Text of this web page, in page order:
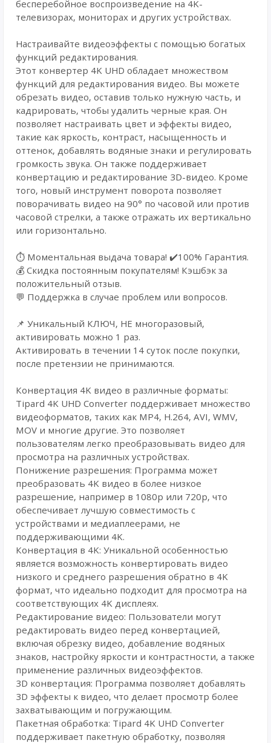
бесперебойное воспроизведение на 4K-
телевизорах, мониторах и других устройствах.
Настраивайте видеоэффекты с помощью богатых
функций редактирования.
Этот конвертер 4K UHD обладает множеством
функций для редактирования видео. Вы можете
обрезать видео, оставив только нужную часть, и
кадрировать, чтобы удалить черные края. Он
позволяет настраивать цвет и эффекты видео,
такие как яркость, контраст, насыщенность и
оттенок, добавлять водяные знаки и регулировать
громкость звука. Он также поддерживает
конвертацию и редактирование 3D-видео. Кроме
того, новый инструмент поворота позволяет
поворачивать видео на 90° по часовой или против
часовой стрелки, а также отражать их вертикально
или горизонтально.
⏱️ Моментальная выдача товара! ✔️100% Гарантия.
💰 Cкидка постоянным покупателям! Кэшбэк за
положительный отзыв.
💬 Поддержка в случае проблем или вопросов.
📌 Уникальный КЛЮЧ, НЕ многоразовый,
активировать можно 1 раз.
Активировать в течении 14 суток после покупки,
после претензии не принимаются.
Конвертация 4K видео в различные форматы:
Tipard 4K UHD Converter поддерживает множество
видеоформатов, таких как MP4, H.264, AVI, WMV,
MOV и многие другие. Это позволяет
пользователям легко преобразовывать видео для
просмотра на различных устройствах.
Понижение разрешения: Программа может
преобразовать 4K видео в более низкое
разрешение, например в 1080p или 720p, что
обеспечивает лучшую совместимость с
устройствами и медиаплеерами, не
поддерживающими 4K.
Конвертация в 4K: Уникальной особенностью
является возможность конвертировать видео
низкого и среднего разрешения обратно в 4K
формат, что идеально подходит для просмотра на
соответствующих 4K дисплеях.
Редактирование видео: Пользователи могут
редактировать видео перед конвертацией,
включая обрезку видео, добавление водяных
знаков, настройку яркости и контрастности, а также
применение различных видеоэффектов.
3D конвертация: Программа позволяет добавлять
3D эффекты к видео, что делает просмотр более
захватывающим и погружающим.
Пакетная обработка: Tipard 4K UHD Converter
поддерживает пакетную обработку, позволяя